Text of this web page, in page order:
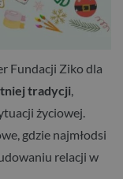
Fundacji Ziko dla
tradycji,
życiowej.
gdzie najmłodsi
relacji w